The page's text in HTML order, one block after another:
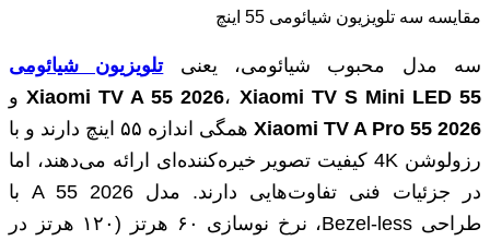
مقایسه سه تلویزیون شیائومی 55 اینچ
سه مدل محبوب شیائومی، یعنیتلویزیون شیائومی
Xiaomi TV A 55 2026، Xiaomi TV S Mini LED 55
و
Xiaomi TV A Pro 55 2026
همگی اندازه ۵۵ اینچ دارند و با
رزولوشن 4K کیفیت تصویر خیره‌کننده‌ای ارائه می‌دهند، اما
در جزئیات فنی تفاوت‌هایی دارند. مدل A 55 2026 با
طراحی Bezel-less، نرخ نوسازی ۶۰ هرتز (۱۲۰ هرتز در